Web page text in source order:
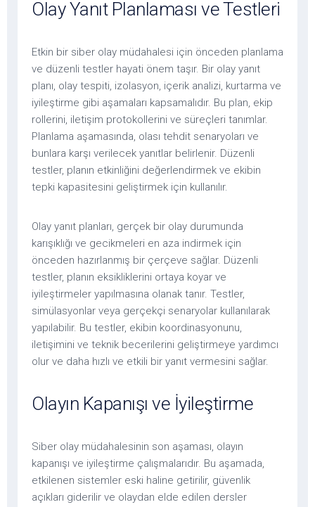
Olay Yanıt Planlaması ve Testleri
Etkin bir siber olay müdahalesi için önceden planlama
ve düzenli testler hayati önem taşır. Bir olay yanıt
planı, olay tespiti, izolasyon, içerik analizi, kurtarma ve
iyileştirme gibi aşamaları kapsamalıdır. Bu plan, ekip
rollerini, iletişim protokollerini ve süreçleri tanımlar.
Planlama aşamasında, olası tehdit senaryoları ve
bunlara karşı verilecek yanıtlar belirlenir. Düzenli
testler, planın etkinliğini değerlendirmek ve ekibin
tepki kapasitesini geliştirmek için kullanılır.
Olay yanıt planları, gerçek bir olay durumunda
karışıklığı ve gecikmeleri en aza indirmek için
önceden hazırlanmış bir çerçeve sağlar. Düzenli
testler, planın eksikliklerini ortaya koyar ve
iyileştirmeler yapılmasına olanak tanır. Testler,
simülasyonlar veya gerçekçi senaryolar kullanılarak
yapılabilir. Bu testler, ekibin koordinasyonunu,
iletişimini ve teknik becerilerini geliştirmeye yardımcı
olur ve daha hızlı ve etkili bir yanıt vermesini sağlar.
Olayın Kapanışı ve İyileştirme
Siber olay müdahalesinin son aşaması, olayın
kapanışı ve iyileştirme çalışmalarıdır. Bu aşamada,
etkilenen sistemler eski haline getirilir, güvenlik
açıkları giderilir ve olaydan elde edilen dersler